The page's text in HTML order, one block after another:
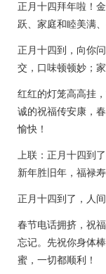
正月十四拜年啦！
跃、家庭和睦美满
正月十四到，向你
交，口味顿顿妙；
红红的灯笼高高挂
诚的祝福传安康，
愉快！
上联：正月十四到
新年胜旧年，福禄寿
正月十四到了，人
春节电话拥挤，祝
忘记。先祝你身体
蜜，一切都顺利！